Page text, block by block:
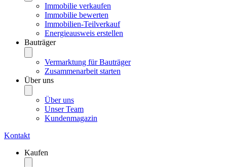
Immobilie verkaufen
Immobilie bewerten
Immobilien-Teilverkauf
Energieausweis erstellen
Bauträger
Vermarktung für Bauträger
Zusammenarbeit starten
Über uns
Über uns
Unser Team
Kundenmagazin
Kontakt
Kaufen